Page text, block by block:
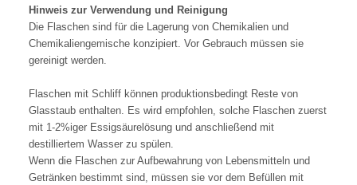
Hinweis zur Verwendung und Reinigung
Die Flaschen sind für die Lagerung von Chemikalien und
Chemikaliengemische konzipiert. Vor Gebrauch müssen sie
gereinigt werden.
Flaschen mit Schliff können produktionsbedingt Reste von
Glasstaub enthalten. Es wird empfohlen, solche Flaschen zuerst
mit 1-2%iger Essigsäurelösung und anschließend mit
destilliertem Wasser zu spülen.
Wenn die Flaschen zur Aufbewahrung von Lebensmitteln und
Getränken bestimmt sind, müssen sie vor dem Befüllen mit